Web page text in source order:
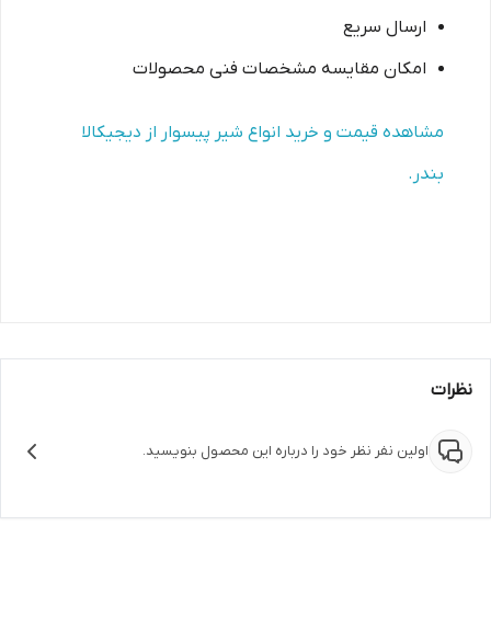
ارسال سریع
امکان مقایسه مشخصات فنی محصولات
مشاهده قیمت و خرید انواع شیر پیسوار از دیجیکالا
بندر.
نظرات
اولین نفر نظر خود را درباره این محصول بنویسید.